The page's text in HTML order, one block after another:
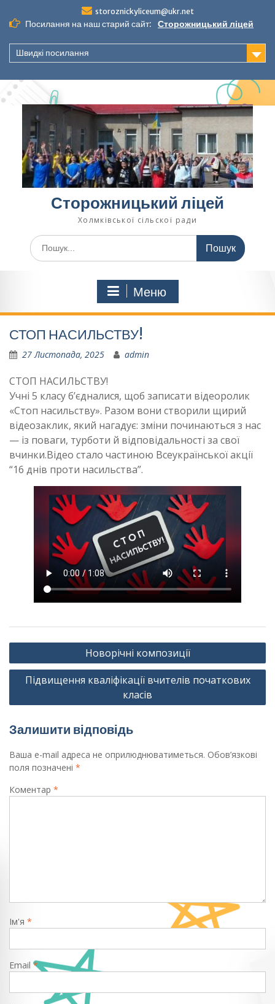
до
вмісту
storoznickyliceum@ukr.net
Посилання на наш старий сайт: Сторожницький ліцей
Швидкі посилання
Сторожницький ліцей
Холмківської сільскої ради
Шукати:
Меню
СТОП НАСИЛЬСТВУ!
27 Листопада, 2025 admin
СТОП НАСИЛЬСТВУ!
Учні 5 класу б’єдналися, щоб записати відеоролик
«Стоп насильству». Разом вони створили щирий
відеозаклик, який нагадує: зміни починаються з нас
— із поваги, турботи й відповідальності за свої
вчинки.Відео стало частиною Всеукраїнської акції
“16 днів проти насильства”.
Навігація
записів
Новорічні композиції
Підвищення кваліфікації вчителів початкових
класів
Залишити відповідь
Ваша e-mail адреса не оприлюднюватиметься. Обов’язкові
поля позначені *
Коментар *
Ім'я *
Email *